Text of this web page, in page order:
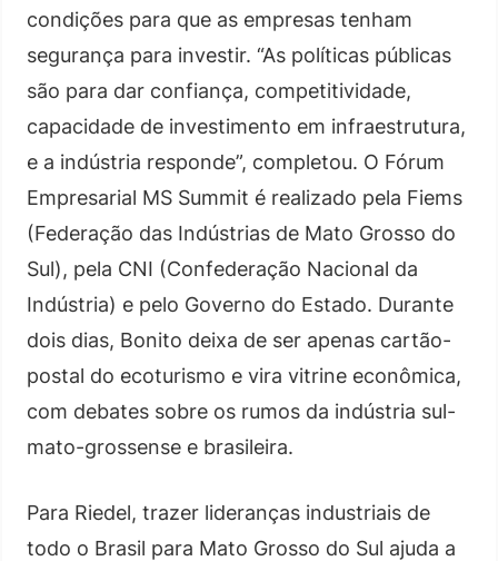
condições para que as empresas tenham
segurança para investir. “As políticas públicas
são para dar confiança, competitividade,
capacidade de investimento em infraestrutura,
e a indústria responde”, completou. O Fórum
Empresarial MS Summit é realizado pela Fiems
(Federação das Indústrias de Mato Grosso do
Sul), pela CNI (Confederação Nacional da
Indústria) e pelo Governo do Estado. Durante
dois dias, Bonito deixa de ser apenas cartão-
postal do ecoturismo e vira vitrine econômica,
com debates sobre os rumos da indústria sul-
mato-grossense e brasileira.
Para Riedel, trazer lideranças industriais de
todo o Brasil para Mato Grosso do Sul ajuda a